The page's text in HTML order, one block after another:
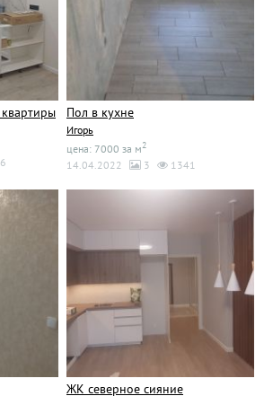
Пол в кухне
Игорь
цена: 7000 за м2
14.04.2022 3 1341
ЖК северное сияние